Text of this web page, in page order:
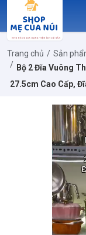
Trang chủ Sản
Bộ 2 Đĩa Vuông
27.5cm Cao Cấp,